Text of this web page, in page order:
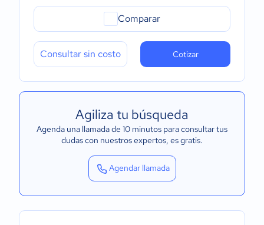
Comparar
Consultar sin costo Cotizar
Agiliza tu búsqueda
Agenda una llamada de 10 minutos para consultar tus
dudas con nuestros expertos, es gratis.
Agendar llamada